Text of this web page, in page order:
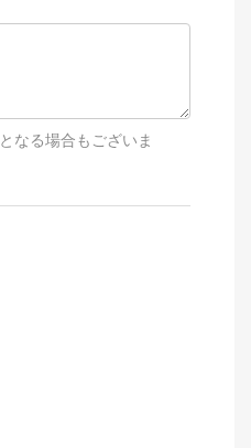
なる場合もございま